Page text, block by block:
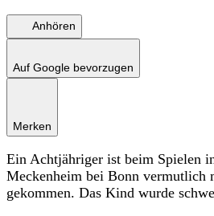
Anhören
Auf Google bevorzugen
Merken
Ein Achtjähriger ist beim Spielen
Meckenheim bei Bonn vermutlich
gekommen. Das Kind wurde